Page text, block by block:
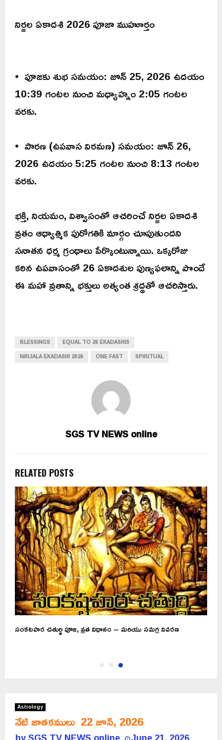
నిర్జల ఏకాదశి 2026 పూజా ముహూర్తం
• పూజకు శుభ సమయం: జూన్ 25, 2026 ఉదయం
10:39 గంటల నుంచి మధ్యాహ్నం 2:05 గంటల
వరకు.
• పారణ (ఉపవాస విరమణ) సమయం: జూన్ 26,
2026 ఉదయం 5:25 గంటల నుంచి 8:13 గంటల
వరకు.
భక్తి, నియమం, విశ్వాసంతో ఆచరించే నిర్జల ఏకాదశి
వ్రతం ఆధ్యాత్మిక పురోగతికి మార్గం చూపుతుందని
సనాతన ధర్మ గ్రంథాలు పేర్కొంటున్నాయి. ఒక్కరోజు
కఠిన ఉపవాసంతో 26 ఏకాదశుల పుణ్యఫలాన్ని పొందే
ఈ మహా వ్రతాన్ని భక్తులు అత్యంత శ్రద్ధతో ఆచరిస్తారు.
BLESSINGS
EQUAL TO 26 EKADASHIS
NIRJALA EKADASHI 2026
ONE FAST SPIRITUAL
SGS TV NEWS online
RELATED POSTS
సంకటహర చతుర్థి ‬పూజ, వ్రత విధానం – మరియు సమగ్ర వివరణ
Astrology
నేటి జాతకములు 22 జూన్, 2026